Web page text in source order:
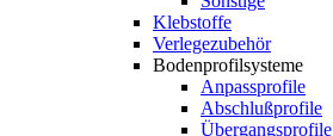
Klebstoffe
Verlegezubehör
Bodenprofilsysteme
Anpassprofile
Abschlußprofile
Übergangsprofile